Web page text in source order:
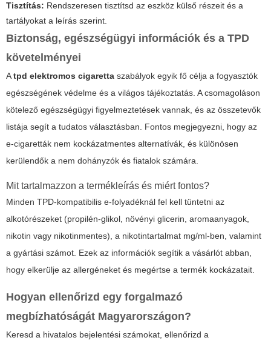
Tisztítás: Rendszeresen tisztítsd az eszköz külső részeit és a
tartályokat a leírás szerint.
Biztonság, egészségügyi információk és a TPD
követelményei
Atpd elektromos cigaretta szabályok egyik fő célja a fogyasztók
egészségének védelme és a világos tájékoztatás. A csomagoláson
kötelező egészségügyi figyelmeztetések vannak, és az összetevők
listája segít a tudatos választásban. Fontos megjegyezni, hogy az
e-cigaretták nem kockázatmentes alternatívák, és különösen
kerülendők a nem dohányzók és fiatalok számára.
Mit tartalmazzon a termékleírás és miért fontos?
Minden TPD-kompatibilis e-folyadéknál fel kell tüntetni az
alkotórészeket (propilén-glikol, növényi glicerin, aromaanyagok,
nikotin vagy nikotinmentes), a nikotintartalmat mg/ml-ben, valamint
a gyártási számot. Ezek az információk segítik a vásárlót abban,
hogy elkerülje az allergéneket és megértse a termék kockázatait.
Hogyan ellenőrizd egy forgalmazó
megbízhatóságát Magyarországon?
Keresd a hivatalos bejelentési számokat, ellenőrizd a